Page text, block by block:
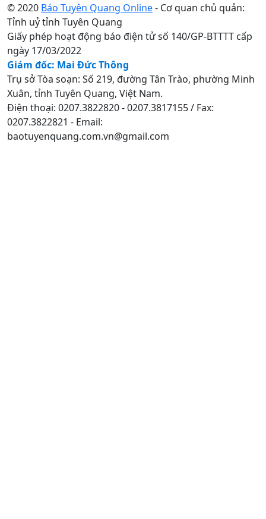
© 2020 Báo Tuyên Quang Online- Cơ quan chủ quản:
Tỉnh uỷ tỉnh Tuyên Quang
Giấy phép hoạt động báo điện tử số 140/GP-BTTTT cấp
ngày 17/03/2022
Giám đốc: Mai Đức Thông
Trụ sở Tòa soạn: Số 219, đường Tân Trào, phường Minh
Xuân, tỉnh Tuyên Quang, Việt Nam.
Điện thoại: 0207.3822820 - 0207.3817155 / Fax:
0207.3822821 - Email:
baotuyenquang.com.vn@gmail.com